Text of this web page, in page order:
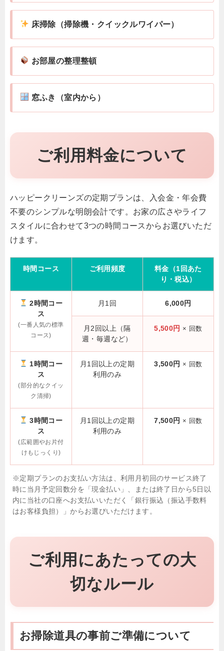
床掃除（掃除機・クイックルワイパー）
お部屋の整理整頓
窓ふき（室内から）
ご利用料金について
ハッピークリーンズの定期プランは、入会金・年会費
不要のシンプルな明朗会計です。お家の広さやライフ
スタイルに合わせて3つの時間コースからお選びいただ
けます。
時間コース ご利用頻度
料金（1回あた
り・税込）
2時間コー
ス
(一番人気の標準
コース)
月1回 6,000円
月2回以上（隔
週・毎週など）
5,500円 × 回数
1時間コー
ス
(部分的なクイッ
ク清掃)
月1回以上の定期
利用のみ
3,500円 × 回数
3時間コー
ス
(広範囲やお片付
けもじっくり)
月1回以上の定期
利用のみ
7,500円 × 回数
※定期プランのお支払い方法は、利用月初回のサービス終了
時に当月予定回数分を「現金払い」、または終了日から5日以
内に当社の口座へお支払いいただく「銀行振込（振込手数料
はお客様負担）」からお選びいただけます。
ご利用にあたっての大
切なルール
お掃除道具の事前ご準備について